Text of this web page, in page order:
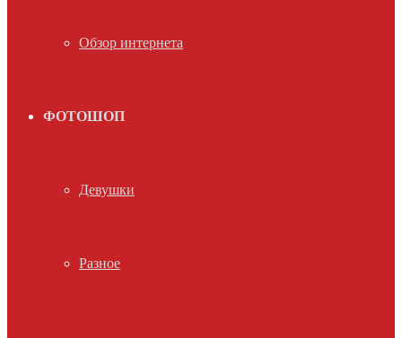
Обзор интернета
ФОТОШОП
Девушки
Разное